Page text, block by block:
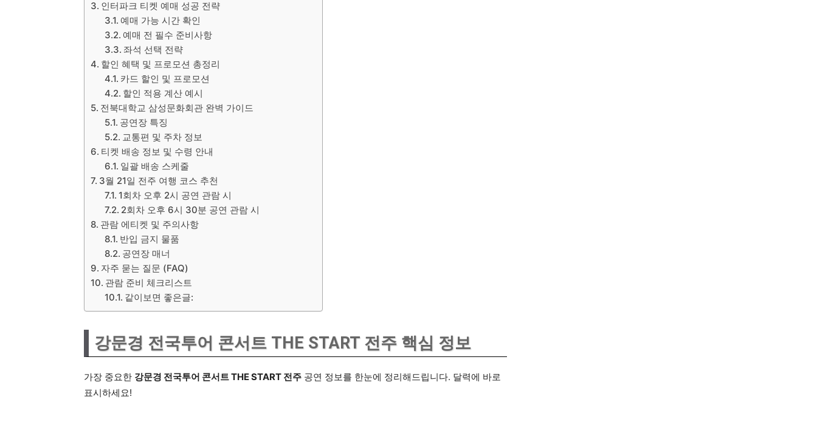
인터파크 티켓 예매 성공 전략
예매 가능 시간 확인
예매 전 필수 준비사항
좌석 선택 전략
할인 혜택 및 프로모션 총정리
카드 할인 및 프로모션
할인 적용 계산 예시
전북대학교 삼성문화회관 완벽 가이드
공연장 특징
교통편 및 주차 정보
티켓 배송 정보 및 수령 안내
일괄 배송 스케줄
3월 21일 전주 여행 코스 추천
1회차 오후 2시 공연 관람 시
2회차 오후 6시 30분 공연 관람 시
관람 에티켓 및 주의사항
반입 금지 물품
공연장 매너
자주 묻는 질문 (FAQ)
관람 준비 체크리스트
같이보면 좋은글:
강문경 전국투어 콘서트 THE START 전주 핵심 정보
가장 중요한 강문경 전국투어 콘서트 THE START 전주 공연 정보를 한눈에 정리해드립니다. 달력에 바로
표시하세요!